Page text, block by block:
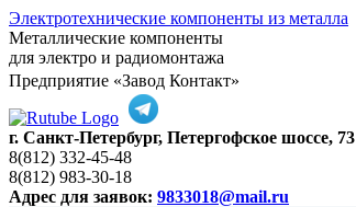
Электротехнические компоненты из металла
Металлические компоненты
для электро и радиомонтажа
Предприятие «Завод Контакт»
г. Санкт-Петербург, Петергофское шоссе, 73
8(812) 332-45-48
8(812) 983-30-18
Адрес для заявок: 9833018@mail.ru